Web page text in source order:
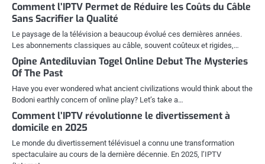
Comment l’IPTV Permet de Réduire les Coûts du Câble
Sans Sacrifier la Qualité
Le paysage de la télévision a beaucoup évolué ces dernières années.
Les abonnements classiques au câble, souvent coûteux et rigides,…
Opine Antediluvian Togel Online Debut The Mysteries
Of The Past
Have you ever wondered what ancient civilizations would think about the
Bodoni earthly concern of online play? Let’s take a…
Comment l’IPTV révolutionne le divertissement à
domicile en 2025
Le monde du divertissement télévisuel a connu une transformation
spectaculaire au cours de la dernière décennie. En 2025, l’IPTV